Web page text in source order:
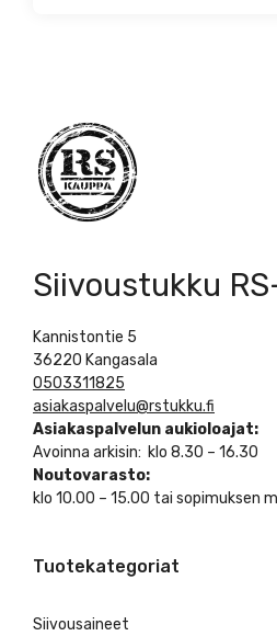
Siivoustukku
Kannistontie 5
36220 Kangasala
0503311825
asiakaspalvelu@rstukku.fi
Asiakaspalvelun aukioloajat:
Avoinna arkisin: klo 8.30 – 16.30
Noutovarasto:
klo 10.00 – 15.00 tai sopimuksen
Tuotekategoriat
Siivousaineet